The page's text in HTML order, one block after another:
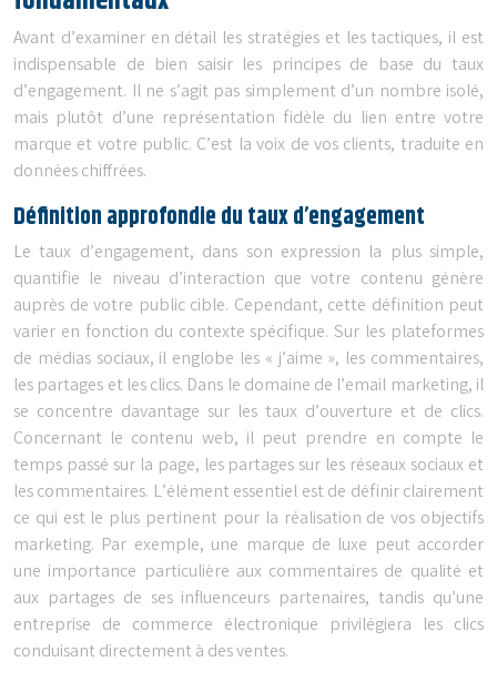
Avant d’examiner en détail les stratégies et les tactiques, il est
indispensable de bien saisir les principes de base du taux
d’engagement. Il ne s’agit pas simplement d’un nombre isolé,
mais plutôt d’une représentation fidèle du lien entre votre
marque et votre public. C’est la voix de vos clients, traduite en
données chiffrées.
Définition approfondie du taux d’engagement
Le taux d’engagement, dans son expression la plus simple,
quantifie le niveau d’interaction que votre contenu génère
auprès de votre public cible. Cependant, cette définition peut
varier en fonction du contexte spécifique. Sur les plateformes
de médias sociaux, il englobe les « j’aime », les commentaires,
les partages et les clics. Dans le domaine de l’email marketing, il
se concentre davantage sur les taux d’ouverture et de clics.
Concernant le contenu web, il peut prendre en compte le
temps passé sur la page, les partages sur les réseaux sociaux et
les commentaires. L’élément essentiel est de définir clairement
ce qui est le plus pertinent pour la réalisation de vos objectifs
marketing. Par exemple, une marque de luxe peut accorder
une importance particulière aux commentaires de qualité et
aux partages de ses influenceurs partenaires, tandis qu’une
entreprise de commerce électronique privilégiera les clics
conduisant directement à des ventes.